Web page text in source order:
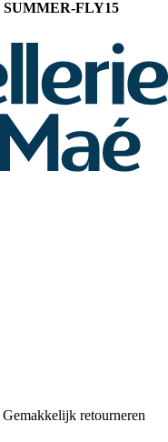
SUMMER-FLY15
Gemakkelijk retourneren